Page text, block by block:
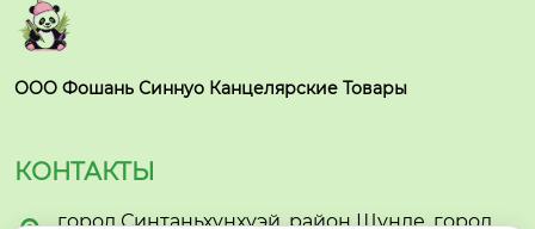
ООО Фошань Синнуо Канцелярские Товары
КОНТАКТЫ
город Синтаньхунхуэй, район Шунде, город